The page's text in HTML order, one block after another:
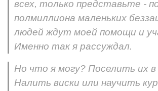
всех, только представьте -
полмиллиона маленьких
людей ждут моей помощи и
Именно так я рассуждал.
Но что я могу? Поселить их в
Налить виски или научить